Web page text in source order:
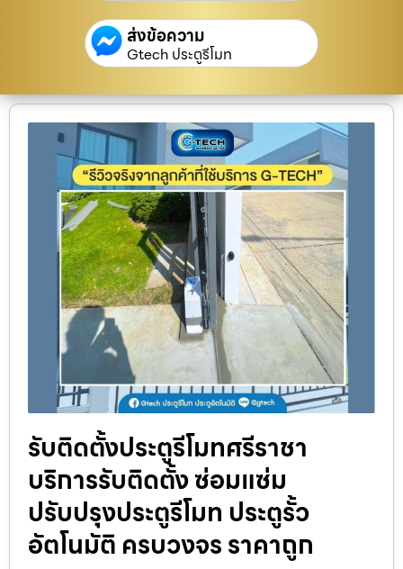
ส่งข้อความ
Gtech ประตูรีโมท
รับติดตั้งประตูรีโมทศรีราชา
บริการรับติดตั้ง ซ่อมแซ่ม
ปรับปรุงประตูรีโมท ประตูรั้ว
อัตโนมัติ ครบวงจร ราคาถูก